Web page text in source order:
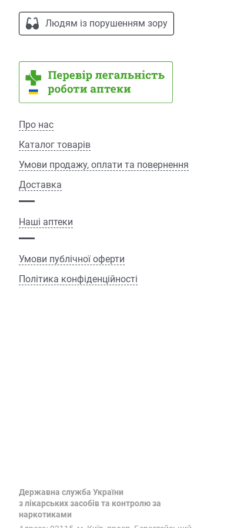
Людям із порушенням зору
Про нас
Каталог товарів
Умови продажу, оплати та повернення
Доставка
Наші аптеки
Умови публічної оферти
Політика конфіденційності
Державна служба України
з лікарських засобів та контролю за
наркотиками